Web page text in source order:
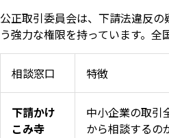
公正取引委員会は、下請法違反
う強力な権限を持っています。
相談窓口 特徴
下請かけ
こみ寺
中小企業の取引
から相談するの